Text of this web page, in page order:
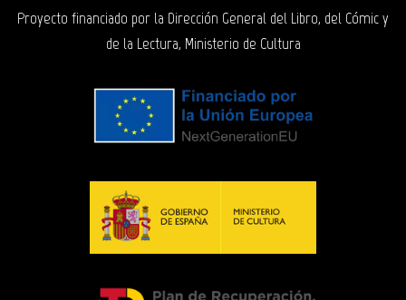
Proyecto financiado por la Dirección General del Libro, del Cómic y
de la Lectura, Ministerio de Cultura